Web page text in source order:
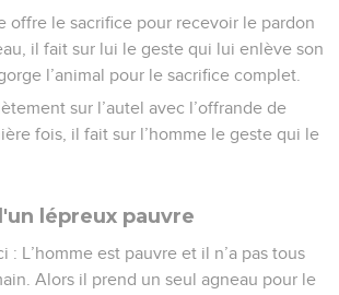
offre le sacrifice pour recevoir le pardon
il fait sur lui le geste qui lui enlève son
l’animal pour le sacrifice complet.
sur l’autel avec l’offrande de
fois, il fait sur l’homme le geste qui le
lépreux pauvre
: L’homme est pauvre et il n’a pas tous
Alors il prend un seul agneau pour le